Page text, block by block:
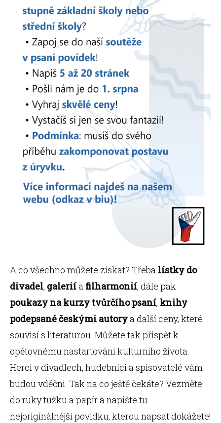
A co všechno můžete získat? Třeba lístky do
divadel, galeriía filharmonií, dále pak
poukazy na kurzy tvůrčího psaní, knihy
podepsané českými autorya další ceny, které
souvisí s literaturou. Můžete tak přispět k
opětovnému nastartování kulturního života.
Herci v divadlech, hudebníci a spisovatelé vám
budou vděčni. Tak na co ještě čekáte? Vezměte
do ruky tužku a papír a napište tu
nejoriginálnější povídku, kterou napsat dokážete!